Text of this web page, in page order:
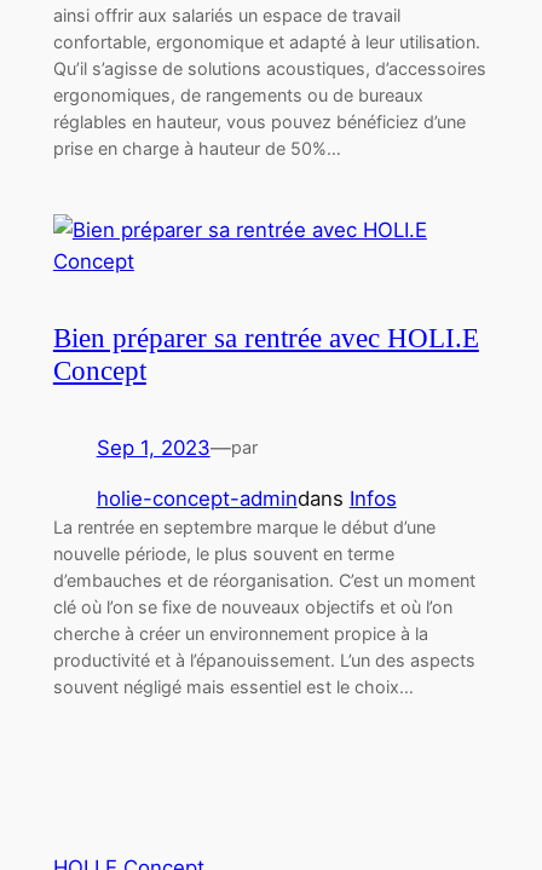
ainsi offrir aux salariés un espace de travail
confortable, ergonomique et adapté à leur utilisation.
Qu’il s’agisse de solutions acoustiques, d’accessoires
ergonomiques, de rangements ou de bureaux
réglables en hauteur, vous pouvez bénéficiez d’une
prise en charge à hauteur de 50%…
Bien préparer sa rentrée avec HOLI.E
Concept
Sep 1, 2023—par
holie-concept-admindans Infos
La rentrée en septembre marque le début d’une
nouvelle période, le plus souvent en terme
d’embauches et de réorganisation. C’est un moment
clé où l’on se fixe de nouveaux objectifs et où l’on
cherche à créer un environnement propice à la
productivité et à l’épanouissement. L’un des aspects
souvent négligé mais essentiel est le choix…